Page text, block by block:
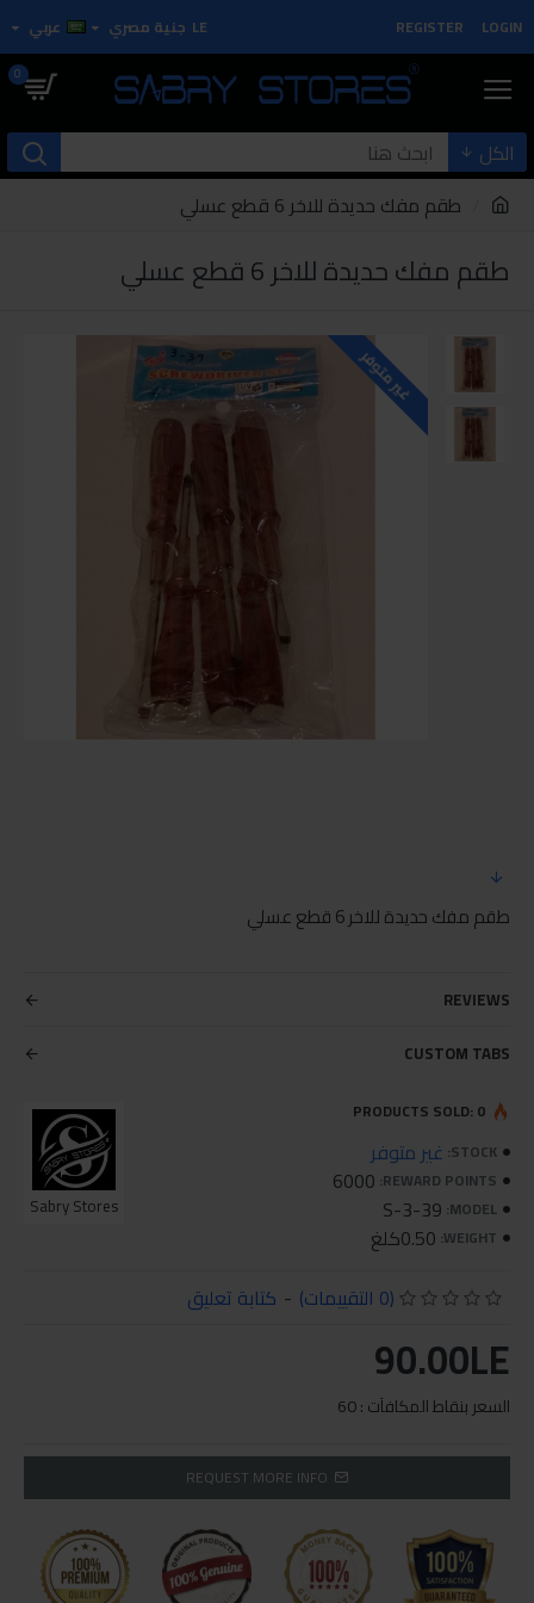
LOGIN
REGISTER
LE جنية مصري عربي
0
الكل
طقم مفك حديدة للاخر 6 قطع عسلي
طقم مفك حديدة للاخر 6 قطع عسلي
غير متوفر
طقم مفك حديدة للاخر 6 قطع عسلي
REVIEWS
CUSTOM TABS
STOCK: غير متوفر
REWARD POINTS:
6000
MODEL:
S-3-39
WEIGHT: 0.50كلغ
Sabry Stores
PRODUCTS SOLD: 0
(0 التقييمات) - كتابة تعليق
90.00LE
السعر بنقاط المكافآت : 60
REQUEST MORE INFO